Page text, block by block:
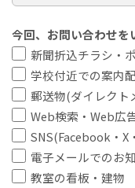
今回、お問い合わせを
新聞折込チラシ・
学校付近での案内
郵送物(ダイレクト
Web検索・Web広
SNS(Facebook・X
電子メールでのお
教室の看板・建物